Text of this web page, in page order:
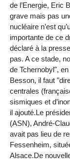
de l’Energie, Eric
grave mais pas
nucléaire n’est
importante de ce
déclaré à la
pas. A ce stade,
de Tchernobyl",
Besson, il faut
centrales
sismiques et
il ajouté.Le
(ASN), André-
avait pas lieu de
Fessenheim,
Alsace.De